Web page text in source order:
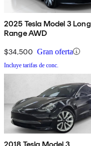
2025 Tesla Model 3 Long
Range AWD
$34,500 Gran oferta
Incluye tarifas de conc.